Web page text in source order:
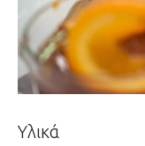
Υλικά